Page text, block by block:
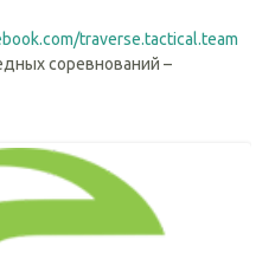
traverse.tactical.team
соревнований –